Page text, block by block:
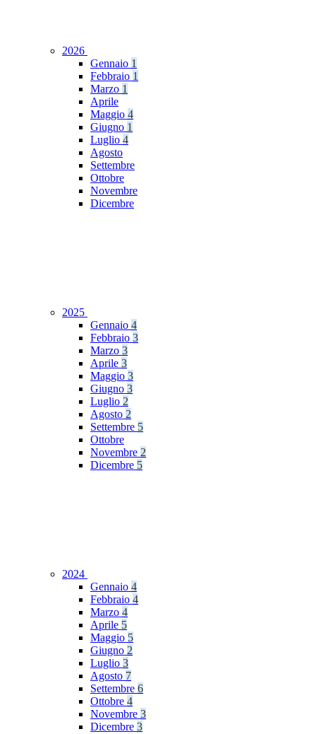
2026
Gennaio 1
Febbraio 1
Marzo 1
Aprile
Maggio 4
Giugno 1
Luglio 4
Agosto
Settembre
Ottobre
Novembre
Dicembre
2025
Gennaio 4
Febbraio 3
Marzo 3
Aprile 3
Maggio 3
Giugno 3
Luglio 2
Agosto 2
Settembre 5
Ottobre
Novembre 2
Dicembre 5
2024
Gennaio 4
Febbraio 4
Marzo 4
Aprile 5
Maggio 5
Giugno 2
Luglio 3
Agosto 7
Settembre 6
Ottobre 4
Novembre 3
Dicembre 3